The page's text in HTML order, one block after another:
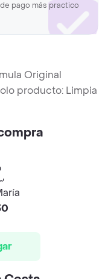
pago más practico
Original
producto: Limpia